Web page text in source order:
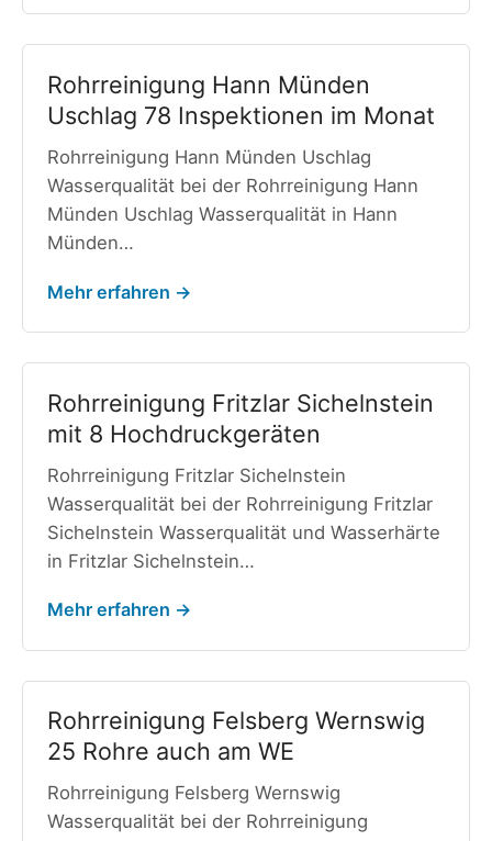
Rohrreinigung Hann Münden
Uschlag 78 Inspektionen im Monat
Rohrreinigung Hann Münden Uschlag
Wasserqualität bei der Rohrreinigung Hann
Münden Uschlag Wasserqualität in Hann
Münden…
Mehr erfahren →
Rohrreinigung Fritzlar Sichelnstein
mit 8 Hochdruckgeräten
Rohrreinigung Fritzlar Sichelnstein
Wasserqualität bei der Rohrreinigung Fritzlar
Sichelnstein Wasserqualität und Wasserhärte
in Fritzlar Sichelnstein…
Mehr erfahren →
Rohrreinigung Felsberg Wernswig
25 Rohre auch am WE
Rohrreinigung Felsberg Wernswig
Wasserqualität bei der Rohrreinigung